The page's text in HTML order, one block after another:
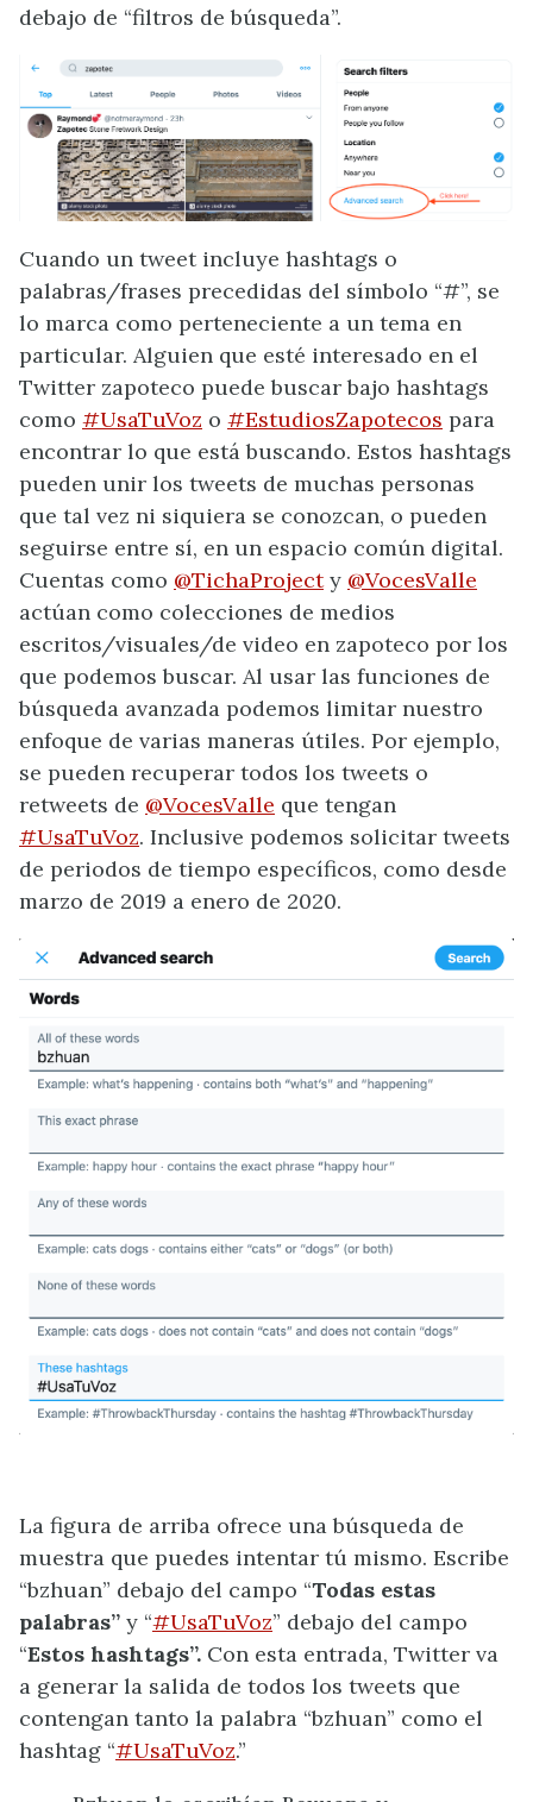
debajo de “filtros de búsqueda”.
Cuando un tweet incluye hashtags o
palabras/frases precedidas del símbolo “#”, se
lo marca como perteneciente a un tema en
particular. Alguien que esté interesado en el
Twitter zapoteco puede buscar bajo hashtags
como #UsaTuVoz o #EstudiosZapotecos para
encontrar lo que está buscando. Estos hashtags
pueden unir los tweets de muchas personas
que tal vez ni siquiera se conozcan, o pueden
seguirse entre sí, en un espacio común digital.
Cuentas como @TichaProjecty @VocesValle
actúan como colecciones de medios
escritos/visuales/de video en zapoteco por los
que podemos buscar. Al usar las funciones de
búsqueda avanzada podemos limitar nuestro
enfoque de varias maneras útiles. Por ejemplo,
se pueden recuperar todos los tweets o
retweets de @VocesValle que tengan
#UsaTuVoz. Inclusive podemos solicitar tweets
de periodos de tiempo específicos, como desde
marzo de 2019 a enero de 2020.
La figura de arriba ofrece una búsqueda de
muestra que puedes intentar tú mismo. Escribe
“bzhuan” debajo del campo “Todas estas
palabras” y “#UsaTuVoz” debajo del campo
“Estos hashtags”. Con esta entrada, Twitter va
a generar la salida de todos los tweets que
contengan tanto la palabra “bzhuan” como el
hashtag “#UsaTuVoz.”